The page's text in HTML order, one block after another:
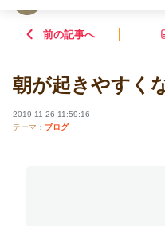
前の記事へ
朝が起きやすく
2019-11-26 11:59:16
テーマ： ブログ